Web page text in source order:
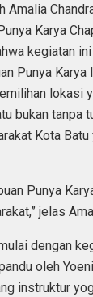
Amalia
Karya
kegiatan
Punya
lokasi
bukan tanpa
Kota
Punya
jelas
dengan
oleh
instruktur